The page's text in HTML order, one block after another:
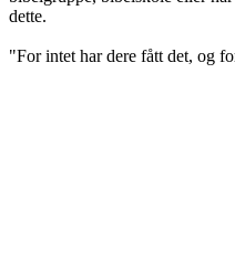
dette.
"For intet har dere fått det, og